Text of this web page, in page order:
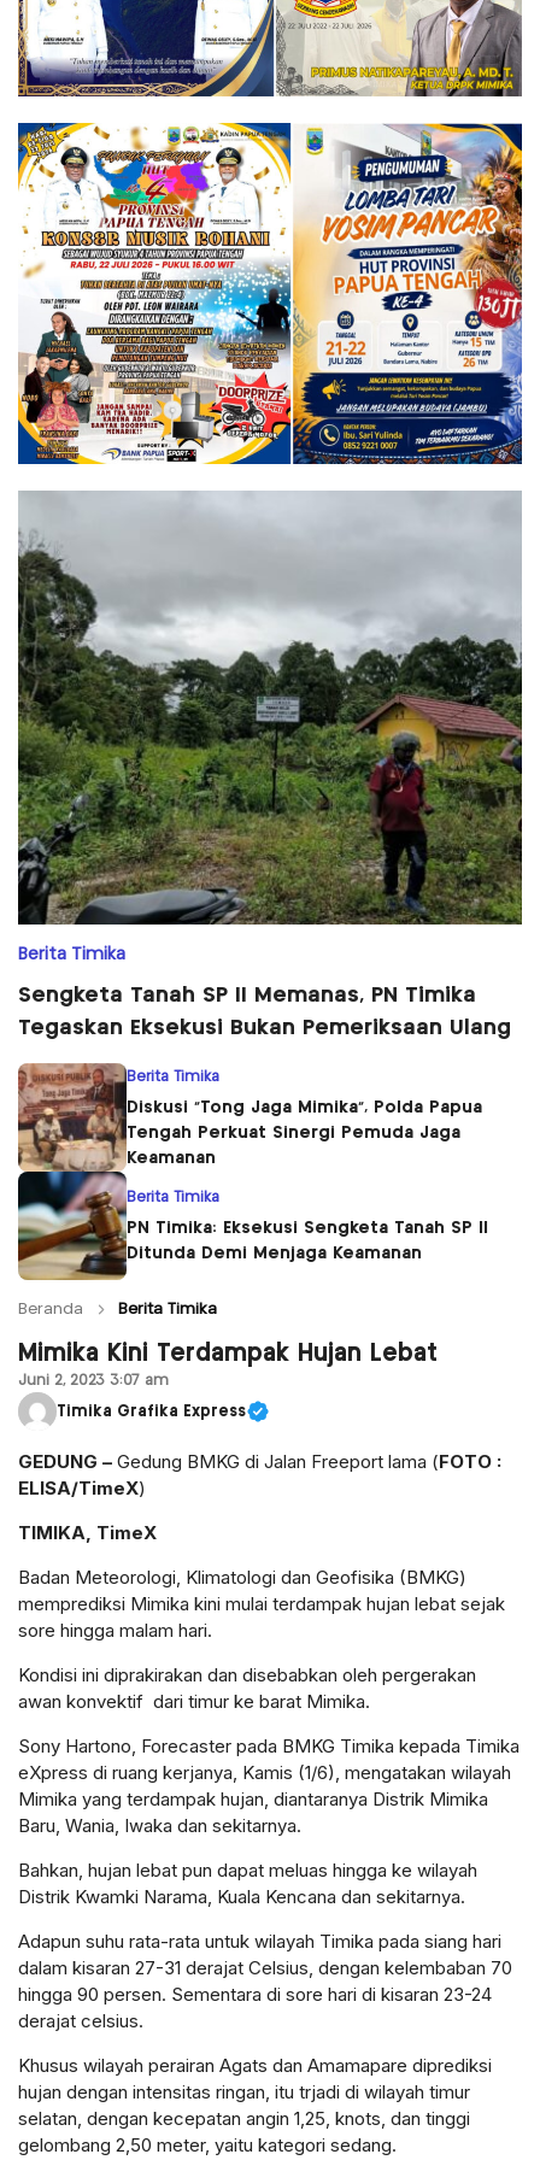
Berita Timika
Sengketa Tanah SP II Memanas, PN Timika
Tegaskan Eksekusi Bukan Pemeriksaan Ulang
Berita Timika
Diskusi “Tong Jaga Mimika”, Polda Papua
Tengah Perkuat Sinergi Pemuda Jaga
Keamanan
Berita Timika
PN Timika: Eksekusi Sengketa Tanah SP II
Ditunda Demi Menjaga Keamanan
Beranda Berita Timika
Mimika Kini Terdampak Hujan Lebat
Juni 2, 2023 3:07 am
Timika Grafika Express
GEDUNG – Gedung BMKG di Jalan Freeport lama (FOTO :
ELISA/TimeX)
TIMIKA, TimeX
Badan Meteorologi, Klimatologi dan Geofisika (BMKG)
memprediksi Mimika kini mulai terdampak hujan lebat sejak
sore hingga malam hari.
Kondisi ini diprakirakan dan disebabkan oleh pergerakan
awan konvektif dari timur ke barat Mimika.
Sony Hartono, Forecaster pada BMKG Timika kepada Timika
eXpress di ruang kerjanya, Kamis (1/6), mengatakan wilayah
Mimika yang terdampak hujan, diantaranya Distrik Mimika
Baru, Wania, Iwaka dan sekitarnya.
Bahkan, hujan lebat pun dapat meluas hingga ke wilayah
Distrik Kwamki Narama, Kuala Kencana dan sekitarnya.
Adapun suhu rata-rata untuk wilayah Timika pada siang hari
dalam kisaran 27-31 derajat Celsius, dengan kelembaban 70
hingga 90 persen. Sementara di sore hari di kisaran 23-24
derajat celsius.
Khusus wilayah perairan Agats dan Amamapare diprediksi
hujan dengan intensitas ringan, itu trjadi di wilayah timur
selatan, dengan kecepatan angin 1,25, knots, dan tinggi
gelombang 2,50 meter, yaitu kategori sedang.